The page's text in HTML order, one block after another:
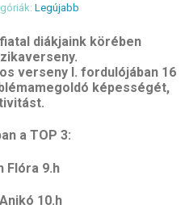
Legújabb
diákjaink körében
verseny I. fordulójában 16
képességét,
a TOP 3:
Flóra 9.h
10.h